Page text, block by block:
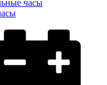
часы